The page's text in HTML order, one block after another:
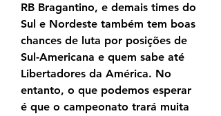
RB Bragantino, e demais times do
Sul e Nordeste também tem boas
chances de luta por posições de
Sul-Americana e quem sabe até
Libertadores da América. No
entanto, o que podemos esperar
é que o campeonato trará muita